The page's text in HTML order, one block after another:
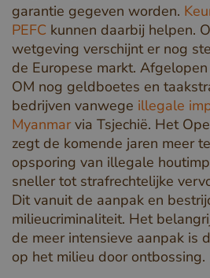
garantie gegeven worden.
PEFC kunnen daarbij helpen.
wetgeving verschijnt er nog
de Europese markt.
OM nog geldboetes en
bedrijven vanwege illegale
Myanmarvia Tsjechië. Het
zegt de komende jaren meer
opsporing van illegale
sneller tot strafrechtelijke
Dit vanuit de aanpak en
milieucriminaliteit. Het
de meer intensieve aanpak is
op het milieu door ontbossing.